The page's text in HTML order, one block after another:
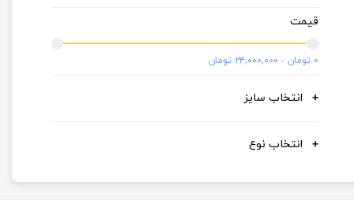
قیمت
۰ تومان - ۲۴,۰۰۰,۰۰۰ تومان
انتخاب سایز
انتخاب نوع